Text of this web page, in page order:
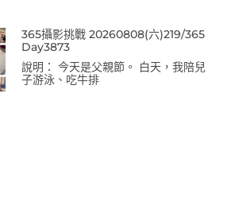
365攝影挑戰 20260808(六)219/365
Day3873
說明： 今天是父親節。 白天，我陪兒
子游泳、吃牛排